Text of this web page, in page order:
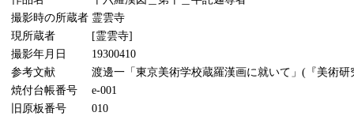
撮影時の所蔵者 霊雲寺
現所蔵者
[霊雲寺]
撮影年月日
19300410
参考文献
渡邊一「東京美術学校蔵羅漢画に就いて」(『美術研
焼付台帳番号
e-001
旧原板番号
010